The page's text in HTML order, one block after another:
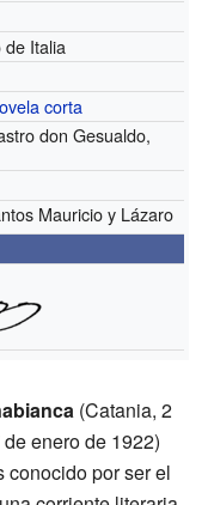
de Italia
corta
don Gesualdo,
Mauricio y Lázaro
(Catania, 2
enero de 1922)
conocido por ser el